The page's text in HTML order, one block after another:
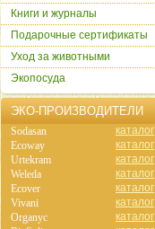
Книги и журналы
Подарочные сертификаты
Уход за животными
Экопосуда
ЭКО-ПРОИЗВОДИТЕЛИ
Sodasan
каталог
Ecoway
каталог
Urtekram
каталог
Weleda
каталог
Ecover
каталог
Vivani
каталог
Organyc
каталог